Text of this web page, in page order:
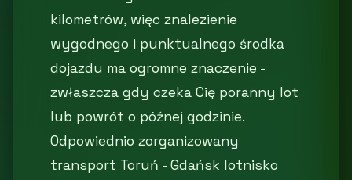
kilometrów, więc znalezienie
wygodnego i punktualnego środka
dojazdu ma ogromne znaczenie -
zwłaszcza gdy czeka Cię poranny lot
lub powrót o późnej godzinie.
Odpowiednio zorganizowany
transport Toruń - Gdańsk lotnisko